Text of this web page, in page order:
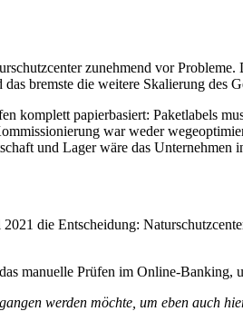
zunehmend vor
bremste die weitere Skalierung des
komplett papierbasiert: Paketlabels
war weder
und Lager wäre das Unternehmen
die Entscheidung:
manuelle Prüfen im Online-Banking,
werden möchte, um eben auch